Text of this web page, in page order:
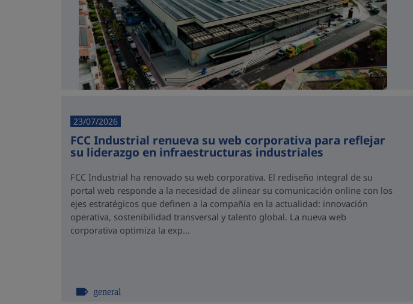
23/07/2026
FCC Industrial renueva su web corporativa para reflejar
su liderazgo en infraestructuras industriales
FCC Industrial ha renovado su web corporativa. El rediseño integral de su
portal web responde a la necesidad de alinear su comunicación online con los
ejes estratégicos que definen a la compañía en la actualidad: innovación
operativa, sostenibilidad transversal y talento global. La nueva web
corporativa optimiza la exp...
general